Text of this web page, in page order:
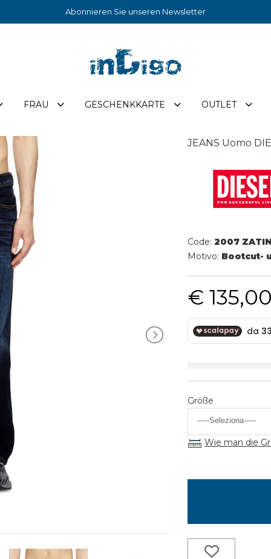
Abonnieren Sie unseren Newsletter
FRAU GESCHENKKARTE OUTLET
JEANS Uomo
Code:2007
Motivo: Bootcut-
€
Größe
Wie man die